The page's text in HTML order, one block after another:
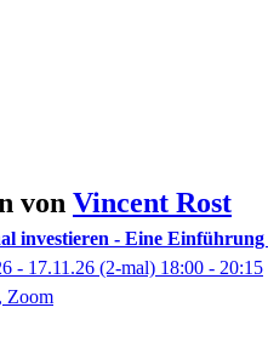
von Vincent Rost
investieren - Eine
- 17.11.26 (2-mal) 18:00 - 20:15
Zoom